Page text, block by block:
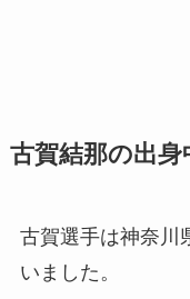
古賀結那の出身
古賀選手は神奈川
いました。